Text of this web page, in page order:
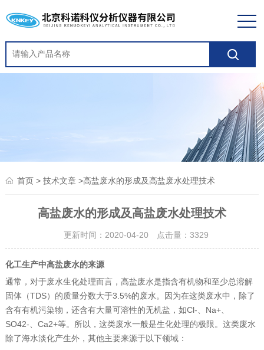
首页> 技术文章>高盐废水的形成及高盐废水处理技术
高盐废水的形成及高盐废水处理技术
更新时间：2020-04-20 点击量： 3329
化工生产中高盐废水的来源
通常，对于废水生化处理而言，高盐废水是指含有机物和至少总溶解
固体（TDS）的质量分数大于3.5%的废水。因为在这类废水中，除了
含有有机污染物，还含有大量可溶性的无机盐，如Cl-、Na+、
SO42-、Ca2+等。所以，这类废水一般是生化处理的极限。这类废水
除了海水淡化产生外，其他主要来源于以下领域：